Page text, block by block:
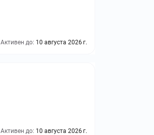
Активен до: 10 августа 2026 г.
Активен до: 10 августа 2026 г.